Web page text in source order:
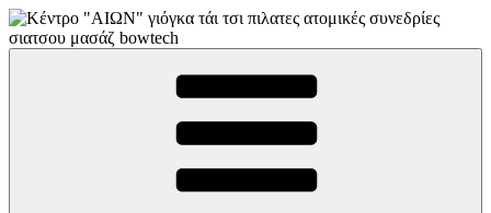
Skip
to
content
ΚΕΝΤΡΟ ΓΙΟΓΚΑ-ΠΙΛΑΤΕΣ-ΤΑΙ ΤΣΙ